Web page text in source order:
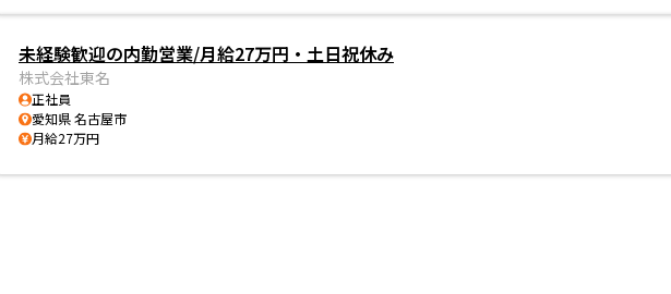
未経験歓迎の内勤営業/月給27万円・土日祝休み
株式会社東名
正社員
愛知県 名古屋市
月給27万円